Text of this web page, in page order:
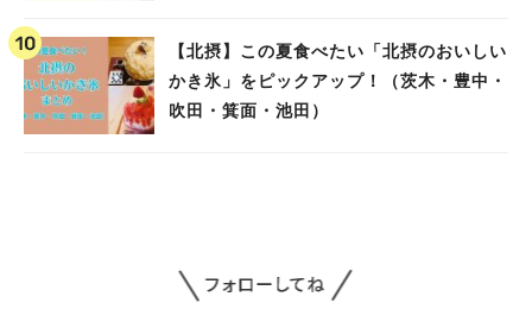
【北摂】この夏食べたい「北摂のおいしい
かき氷」をピックアップ！（茨木・豊中・
吹田・箕面・池田）